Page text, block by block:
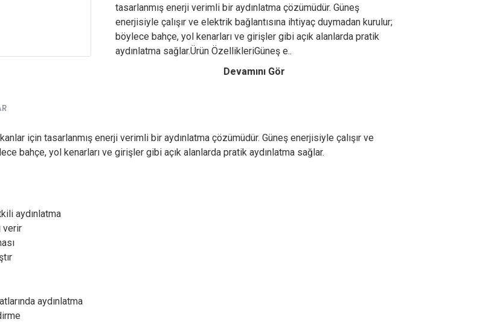
tasarlanmış enerji verimli bir aydınlatma çözümüdür. Güneş
enerjisiyle çalışır ve elektrik bağlantısına ihtiyaç duymadan kurulur;
böylece bahçe, yol kenarları ve girişler gibi açık alanlarda pratik
aydınlatma sağlar.Ürün ÖzellikleriGüneş e..
Devamını Gör
için tasarlanmış enerji verimli bir aydınlatma çözümüdür. Güneş enerjisiyle çalışır ve
bahçe, yol kenarları ve girişler gibi açık alanlarda pratik aydınlatma sağlar.
aydınlatma
verir
aydınlatma